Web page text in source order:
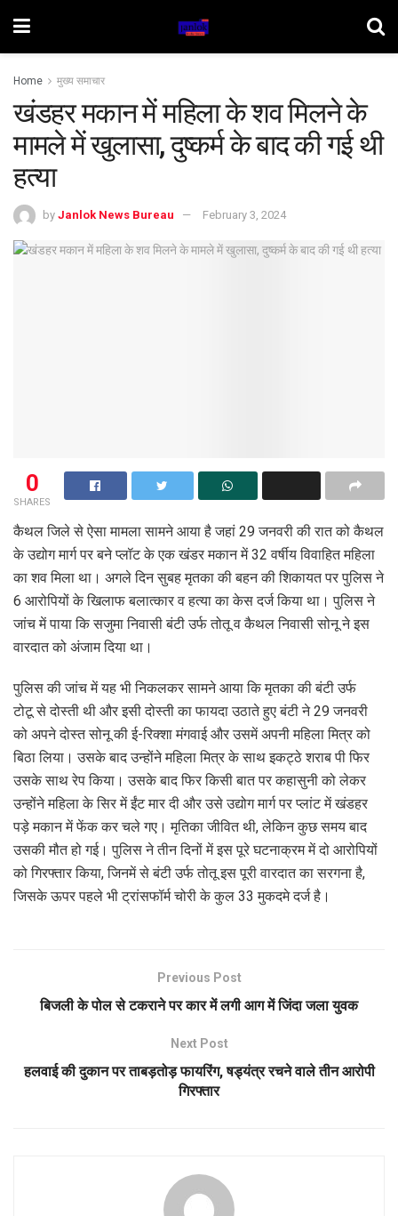
Home मुख्य समाचार
खंडहर मकान में महिला के शव मिलने के
मामले में खुलासा, दुष्कर्म के बाद की गई थी
हत्या
by Janlok News Bureau February 3, 2024
0
SHARES
कैथल जिले से ऐसा मामला सामने आया है जहां 29 जनवरी की रात को कैथल
के उद्योग मार्ग पर बने प्लॉट के एक खंडर मकान में 32 वर्षीय विवाहित महिला
का शव मिला था। अगले दिन सुबह मृतका की बहन की शिकायत पर पुलिस ने
6 आरोपियों के खिलाफ बलात्कार व हत्या का केस दर्ज किया था। पुलिस ने
जांच में पाया कि सजुमा निवासी बंटी उर्फ तोतू व कैथल निवासी सोनू ने इस
वारदात को अंजाम दिया था।
पुलिस की जांच में यह भी निकलकर सामने आया कि मृतका की बंटी उर्फ
टोटू से दोस्ती थी और इसी दोस्ती का फायदा उठाते हुए बंटी ने 29 जनवरी
को अपने दोस्त सोनू की ई-रिक्शा मंगवाई और उसमें अपनी महिला मित्र को
बिठा लिया। उसके बाद उन्होंने महिला मित्र के साथ इकट्ठे शराब पी फिर
उसके साथ रेप किया। उसके बाद फिर किसी बात पर कहासुनी को लेकर
उन्होंने महिला के सिर में ईंट मार दी और उसे उद्योग मार्ग पर प्लांट में खंडहर
पड़े मकान में फेंक कर चले गए। मृतिका जीवित थी, लेकिन कुछ समय बाद
उसकी मौत हो गई। पुलिस ने तीन दिनों में इस पूरे घटनाक्रम में दो आरोपियों
को गिरफ्तार किया, जिनमें से बंटी उर्फ तोतू इस पूरी वारदात का सरगना है,
जिसके ऊपर पहले भी ट्रांसफॉर्म चोरी के कुल 33 मुकदमे दर्ज है।
Previous Post
बिजली के पोल से टकराने पर कार में लगी आग में जिंदा जला युवक
Next Post
हलवाई की दुकान पर ताबड़तोड़ फायरिंग, षड्यंत्र रचने वाले तीन आरोपी
गिरफ्तार